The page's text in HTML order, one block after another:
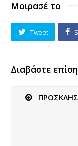
Μοιρασέ το
Tweet
Διαβάστε